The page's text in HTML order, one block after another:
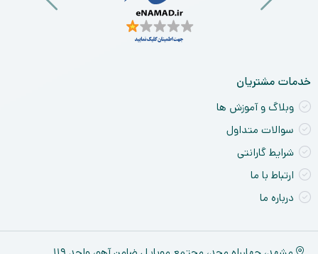
خدمات مشتریان
وبلاگ و آموزش ها
سوالات متداول
شرایط گارانتی
ارتباط با ما
درباره ما